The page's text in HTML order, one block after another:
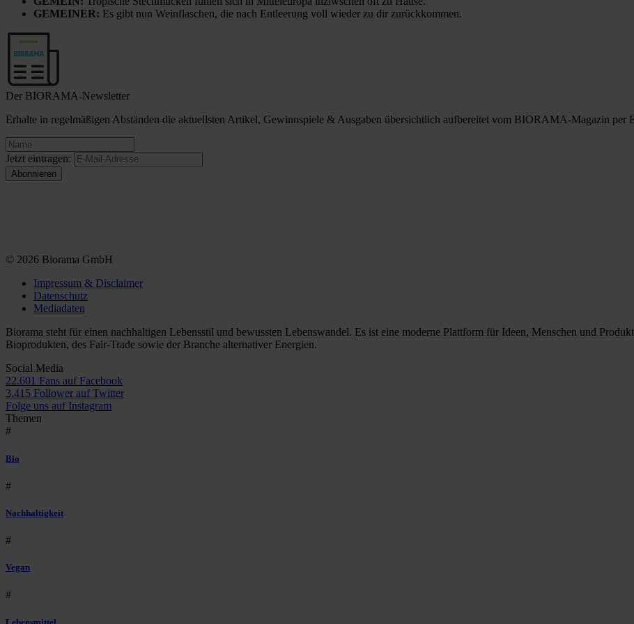
GEMEINER: Es gibt nun Weinflaschen, die nach Entleerung voll wieder zu dir zurückkommen.
Der BIORAMA-Newsletter
Erhalte in regelmäßigen Abständen die aktuellsten Artikel, Gewinnspiele & Ausgaben übersichtlich aufbereitet vom BIORAMA-Magazin per
Jetzt eintragen:
© 2026 Biorama GmbH
Impressum & Disclaimer
Datenschutz
Mediadaten
Biorama steht für einen nachhaltigen Lebensstil und bewussten Lebenswandel. Es ist eine moderne Plattform für Ideen, Menschen und
Bioprodukten, des Fair-Trade sowie der Branche alternativer Energien.
Social Media
22.601 Fans auf Facebook
3.415 Follower auf Twitter
Folge uns auf Instagram
Themen
#
Bio
#
Nachhaltigkeit
#
Vegan
#